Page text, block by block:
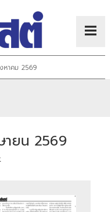
หาคม 2569
ายน 2569